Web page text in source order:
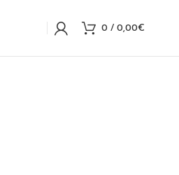
0/ 0,00€